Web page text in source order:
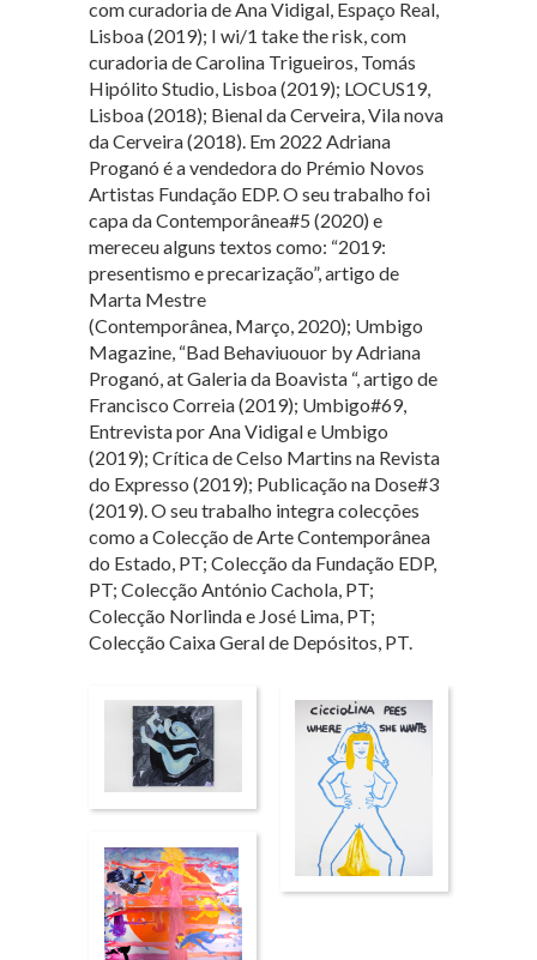
com curadoria de Ana Vidigal, Espaço Real,
Lisboa (2019); I wi/1 take the risk, com
curadoria de Carolina Trigueiros, Tomás
Hipólito Studio, Lisboa (2019); LOCUS19,
Lisboa (2018); Bienal da Cerveira, Vila nova
da Cerveira (2018). Em 2022 Adriana
Proganó é a vendedora do Prémio Novos
Artistas Fundação EDP. O seu trabalho foi
capa da Contemporânea#5 (2020) e
mereceu alguns textos como: “2019:
presentismo e precarização”, artigo de
Marta Mestre
(Contemporânea, Março, 2020); Umbigo
Magazine, “Bad Behaviuouor by Adriana
Proganó, at Galeria da Boavista “, artigo de
Francisco Correia (2019); Umbigo#69,
Entrevista por Ana Vidigal e Umbigo
(2019); Crítica de Celso Martins na Revista
do Expresso (2019); Publicação na Dose#3
(2019). O seu trabalho integra colecções
como a Colecção de Arte Contemporânea
do Estado, PT; Colecção da Fundação EDP,
PT; Colecção António Cachola, PT;
Colecção Norlinda e José Lima, PT;
Colecção Caixa Geral de Depósitos, PT.